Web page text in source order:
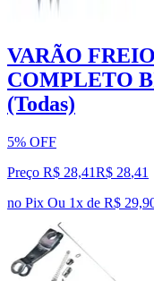
VARÃO
COMPLETO
(Todas)
5% OFF
Preço R$ 28,41R$ 28,41
no Pix Ou 1x de R$